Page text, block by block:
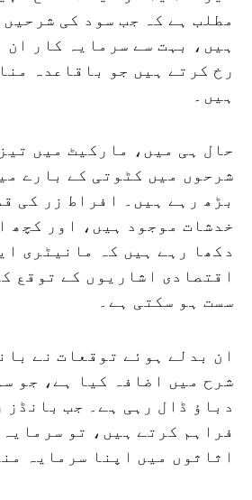
مطلب ہے کہ جب سود کی
ہیں، بہت سے سرمایہ کار ان
رخ کرتے ہیں جو باقاعدہ
ہیں۔
حال ہی میں، مارکیٹ میں
شرحوں میں کٹوتی کے بارے
بڑھ رہے ہیں۔ افراط زر کی
خدشات موجود ہیں، اور کچھ
دکھا رہے ہیں کہ مانیٹری
اقتصادی اشاریوں کے توقع
سست ہو سکتی ہے۔
ان بدلے ہوئے توقعات نے
شرح میں اضافہ کیا ہے، جو
دباؤ ڈال رہی ہے۔ جب بانڈز
فراہم کرتے ہیں، تو
اثاثوں میں اپنا سرمایہ